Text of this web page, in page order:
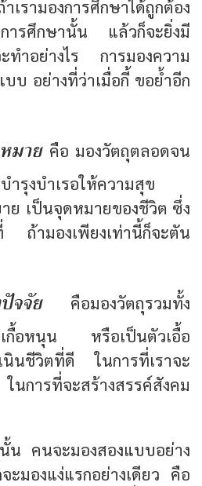
รามองการศึกษาได้ถูกต้อง
ารศึกษานั้น แล้วก็จะยิ่งมี
ำอย่างไร การมองความ
บ อย่างที่ว่าเมื่อกี้ ขอย้ำอีก
มายคือ มองวัตถุตลอดจน
ำรุงบำเรอให้ความสุข
ย เป็นจุดหมายของชีวิต ซึ่ง
ถ้ามองเพียงเท่านี้ก็จะตัน
จจัยคือมองวัตถุรวมทั้ง
งเกื้อหนุน หรือเป็นตัวเอื้อ
นินชีวิตที่ดี ในการที่เราจะ
การที่จะสร้างสรรค์สังคม
น คนจะมองสองแบบอย่าง
มองแง่แรกอย่างเดียว คือ